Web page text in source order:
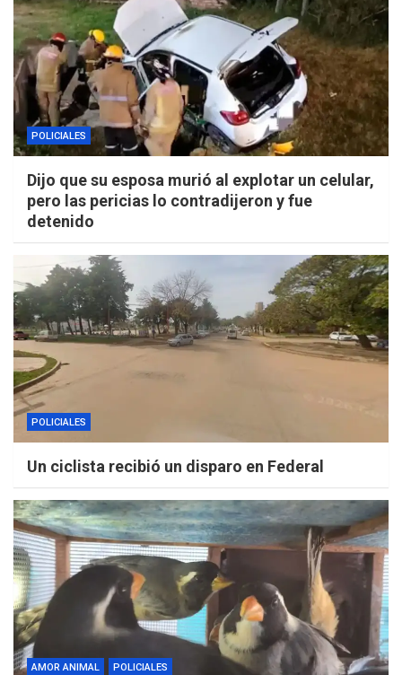
POLICIALES
Dijo que su esposa murió al explotar un celular,
pero las pericias lo contradijeron y fue
detenido
POLICIALES
Un ciclista recibió un disparo en Federal
AMOR ANIMAL POLICIALES